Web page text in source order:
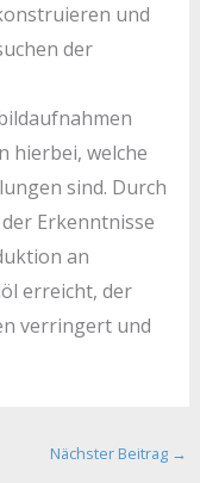
und
der
hierbei, welche
sind. Durch
Erkenntnisse
an
erreicht, der
verringert und
Nächster Beitrag →